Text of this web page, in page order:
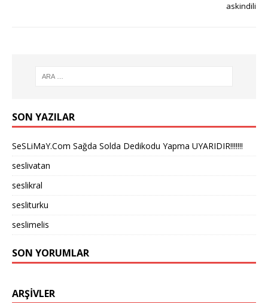
askindili
SON YAZILAR
SeSLiMaY.Com Sağda Solda Dedikodu Yapma UYARIDIR!!!!!!!
seslivatan
seslikral
sesliturku
seslimelis
SON YORUMLAR
ARŞIVLER